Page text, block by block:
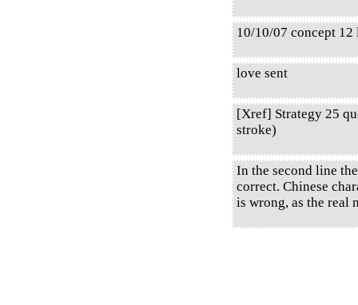
10/10/07 concept 12
love sent
[Xref] Strategy 25
stroke)
In the second line
correct. Chinese
is wrong, as the real